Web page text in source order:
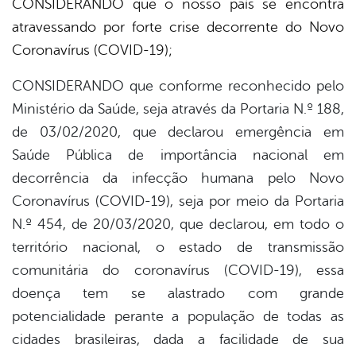
CONSIDERANDO que o nosso país se encontra
atravessando por forte crise decorrente do Novo
Coronavírus (COVID-19);
CONSIDERANDO que conforme reconhecido pelo
Ministério da Saúde, seja através da Portaria N.º 188,
de 03/02/2020, que declarou emergência em
Saúde Pública de importância nacional em
decorrência da infecção humana pelo Novo
Coronavírus (COVID-19), seja por meio da Portaria
N.º 454, de 20/03/2020, que declarou, em todo o
território nacional, o estado de transmissão
comunitária do coronavírus (COVID-19), essa
doença tem se alastrado com grande
potencialidade perante a população de todas as
cidades brasileiras, dada a facilidade de sua